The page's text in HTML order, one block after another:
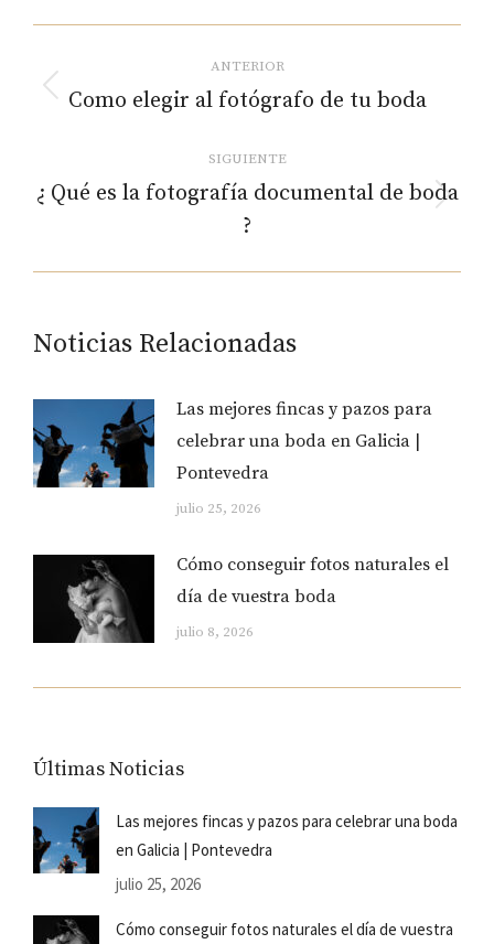
Navegación
entre
publicaciones
ANTERIOR
Publicación
Como elegir al fotógrafo de tu boda
SIGUIENTE
siguiente:
¿ Qué es la fotografía documental de boda
?
Noticias Relacionadas
Las mejores fincas y pazos para
celebrar una boda en Galicia |
Pontevedra
julio 25, 2026
Cómo conseguir fotos naturales el
día de vuestra boda
julio 8, 2026
Últimas Noticias
Las mejores fincas y pazos para celebrar una boda
en Galicia | Pontevedra
julio 25, 2026
Cómo conseguir fotos naturales el día de vuestra